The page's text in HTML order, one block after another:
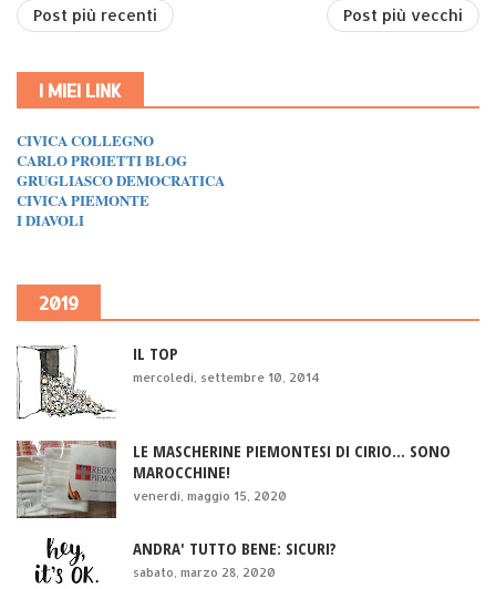
Post più recenti
Post più vecchi
I MIEI LINK
CIVICA COLLEGNO
CARLO PROIETTI BLOG
GRUGLIASCO DEMOCRATICA
CIVICA PIEMONTE
I DIAVOLI
2019
IL TOP
mercoledì, settembre 10, 2014
LE MASCHERINE PIEMONTESI DI CIRIO... SONO
MAROCCHINE!
venerdì, maggio 15, 2020
ANDRA' TUTTO BENE: SICURI?
sabato, marzo 28, 2020